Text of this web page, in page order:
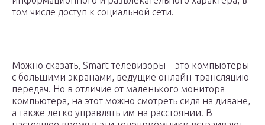
том числе доступ к социальной сети.
Можно сказать, Smart телевизоры – это компьютеры
с большими экранами, ведущие онлайн-трансляцию
передач. Но в отличие от маленького монитора
компьютера, на этот можно смотреть сидя на диване,
а также легко управлять им на расстоянии. В